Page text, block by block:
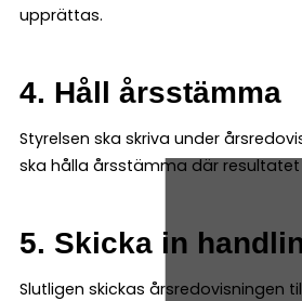
upprättas.
4. Håll årsstämma
Styrelsen ska skriva under
ska hålla årsstämma där
5. Skicka in
Slutligen skickas årsredovisningen